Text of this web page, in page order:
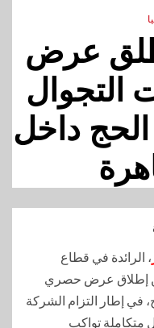
عرض
داخل
، الرائدة في قطاع
عن إطلاق عرض حصري
في إطار التزام الشركة
متكاملة تواكب